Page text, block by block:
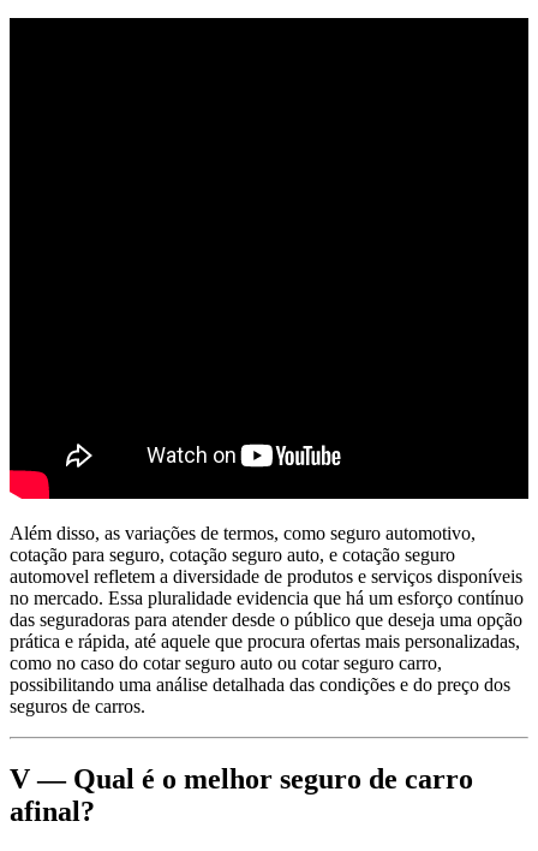
Além disso, as variações de termos, como seguro automotivo,
cotação para seguro, cotação seguro auto, e cotação seguro
automovel refletem a diversidade de produtos e serviços disponíveis
no mercado. Essa pluralidade evidencia que há um esforço contínuo
das seguradoras para atender desde o público que deseja uma opção
prática e rápida, até aquele que procura ofertas mais personalizadas,
como no caso do cotar seguro auto ou cotar seguro carro,
possibilitando uma análise detalhada das condições e do preço dos
seguros de carros.
V — Qual é o melhor seguro de carro
afinal?